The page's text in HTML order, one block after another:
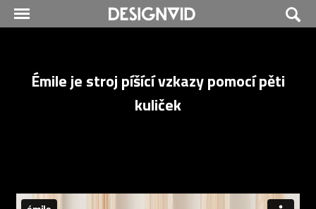
Émile je stroj píšící vzkazy pomocí pěti
kuliček